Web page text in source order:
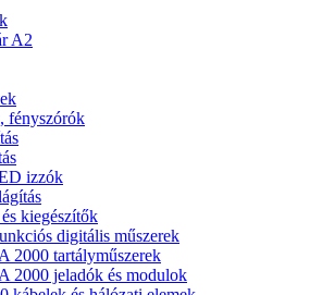
A2
fényszórók
izzók
kiegészítők
digitális műszerek
2000 tartályműszerek
2000 jeladók és modulok